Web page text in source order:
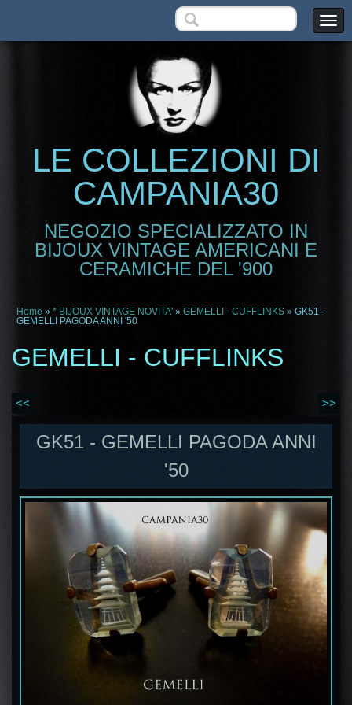
LE COLLEZIONI DI
CAMPANIA30
NEGOZIO SPECIALIZZATO IN
BIJOUX VINTAGE AMERICANI E
CERAMICHE DEL '900
Home » * BIJOUX VINTAGE NOVITA' » GEMELLI - CUFFLINKS » GK51 -
GEMELLI PAGODA ANNI '50
GEMELLI - CUFFLINKS
<< >>
GK51 - GEMELLI PAGODA ANNI
'50